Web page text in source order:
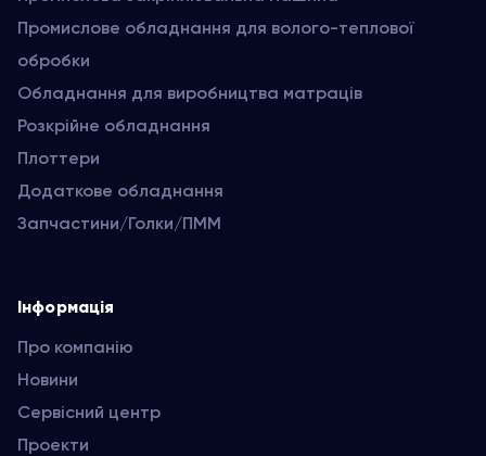
Промислове обладнання для волого-теплової
обробки
Обладнання для виробництва матраців
Розкрійне обладнання
Плоттери
Додаткове обладнання
Запчастини/Голки/ПММ
Інформація
Про компанію
Новини
Сервісний центр
Проекти